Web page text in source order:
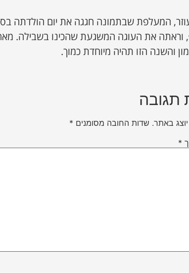
עוזר, המעלפת שבתמונה חגגה את יום הולדתה
וראתה את העוגה המשגעת שהכינו בשבילה.
והשנה הזו תהיה מיוחדת כמוך.
תגובה
באתר. שדות החובה מסומנים *
*